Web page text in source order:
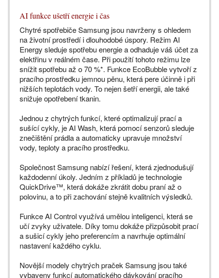
AI funkce ušetří energie i čas
Chytré spotřebiče Samsung jsou navrženy s ohledem
na životní prostředí i dlouhodobé úspory. Režim AI
Energy sleduje spotřebu energie a odhaduje váš účet za
elektřinu v reálném čase. Při použití tohoto režimu lze
snížit spotřebu až o 70 %*. Funkce EcoBubble vytvoří z
pracího prostředku jemnou pěnu, která pere účinně i při
nižších teplotách vody. To nejen šetří energii, ale také
snižuje opotřebení tkanin.
Jednou z chytrých funkcí, které optimalizují prací a
sušící cykly, je AI Wash, která pomocí senzorů sleduje
znečištění prádla a automaticky upravuje množství
vody, teploty a pracího prostředku.
Společnost Samsung nabízí řešení, která zjednodušují
každodenní úkoly. Jedním z příkladů je technologie
QuickDrive™, která dokáže zkrátit dobu praní až o
polovinu, a to při zachování stejně kvalitních výsledků.
Funkce AI Control využívá umělou inteligenci, která se
učí zvyky uživatele. Díky tomu dokáže přizpůsobit prací
a sušicí cykly jeho preferencím a navrhuje optimální
nastavení každého cyklu.
Novější modely chytrých praček Samsung jsou také
vybaveny funkcí automatického dávkování pracího